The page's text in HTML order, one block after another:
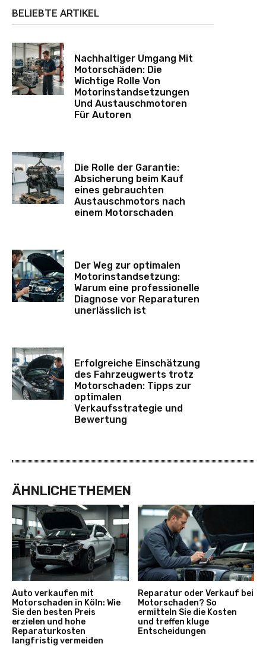
BELIEBTE ARTIKEL
Nachhaltiger Umgang Mit
Motorschäden: Die
Wichtige Rolle Von
Motorinstandsetzungen
Und Austauschmotoren
Für Autoren
Die Rolle der Garantie:
Absicherung beim Kauf
eines gebrauchten
Austauschmotors nach
einem Motorschaden
Der Weg zur optimalen
Motorinstandsetzung:
Warum eine professionelle
Diagnose vor Reparaturen
unerlässlich ist
Erfolgreiche Einschätzung
des Fahrzeugwerts trotz
Motorschaden: Tipps zur
optimalen
Verkaufsstrategie und
Bewertung
ÄHNLICHE THEMEN
Auto verkaufen mit
Motorschaden in Köln: Wie
Sie den besten Preis
erzielen und hohe
Reparaturkosten
langfristig vermeiden
Reparatur oder Verkauf bei
Motorschaden? So
ermitteln Sie die Kosten
und treffen kluge
Entscheidungen